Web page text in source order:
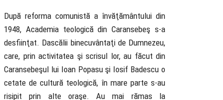
După reforma comunistă a învăţământului din
1948, Academia teologică din Caransebeş s-a
desfiinţat. Dascălii binecuvântaţi de Dumnezeu,
care, prin activitatea şi scrisul lor, au făcut din
Caransebeşul lui Ioan Popasu şi Iosif Badescu o
cetate de cultură teologică, în mare parte s-au
risipit prin alte oraşe. Au mai rămas la